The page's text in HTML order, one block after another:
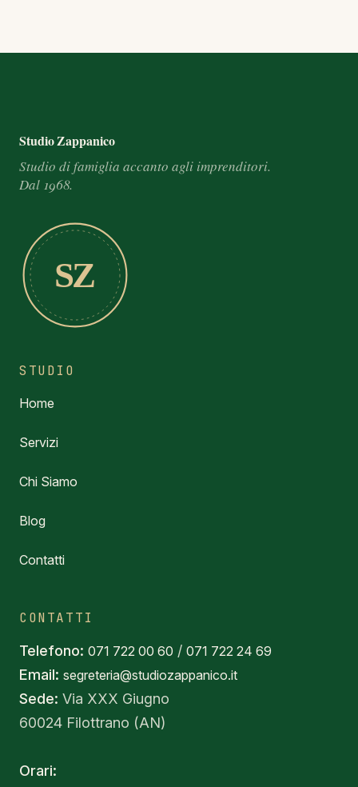
Footer e informazioni
Studio Zappanico
Studio di famiglia accanto agli imprenditori.
Dal 1968.
SZ
STUDIO
Home
Servizi
Chi Siamo
Blog
Contatti
CONTATTI
Telefono: 071 722 00 60 / 071 722 24 69
Email: segreteria@studiozappanico.it
Sede: Via XXX Giugno
60024 Filottrano (AN)
Orari: